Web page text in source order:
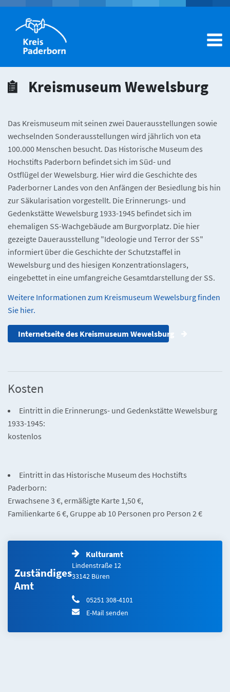
Dienstleistungen A-Z
Hilfecenter
Mein Konto
Kreismuseum Wewelsburg
Das Kreismuseum mit seinen zwei Dauerausstellungen sowie
wechselnden Sonderausstellungen wird jährlich von eta
100.000 Menschen besucht. Das Historische Museum des
Hochstifts Paderborn befindet sich im Süd- und
Ostflügel der Wewelsburg. Hier wird die Geschichte des
Paderborner Landes von den Anfängen der Besiedlung bis hin
zur Säkularisation vorgestellt. Die Erinnerungs- und
Gedenkstätte Wewelsburg 1933-1945 befindet sich im
ehemaligen SS-Wachgebäude am Burgvorplatz. Die hier
gezeigte Dauerausstellung "Ideologie und Terror der SS"
informiert über die Geschichte der Schutzstaffel in
Wewelsburg und des hiesigen Konzentrationslagers,
eingebettet in eine umfangreiche Gesamtdarstellung der SS.
Weitere Informationen zum Kreismuseum Wewelsburg finden
Sie hier.
Internetseite des Kreismuseum Wewelsburg
Kosten
Eintritt in die Erinnerungs- und Gedenkstätte Wewelsburg
1933-1945:
kostenlos
Eintritt in das Historische Museum des Hochstifts
Paderborn:
Erwachsene 3 €, ermäßigte Karte 1,50 €,
Familienkarte 6 €, Gruppe ab 10 Personen pro Person 2 €
Zuständiges
Amt
Kulturamt
Lindenstraße 12
33142 Büren
05251 308-4101
E-Mail senden